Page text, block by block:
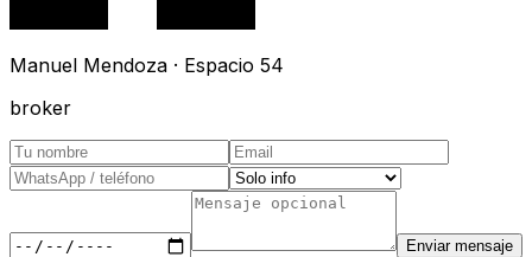
Manuel Mendoza · Espacio 54
broker
Enviar mensaje